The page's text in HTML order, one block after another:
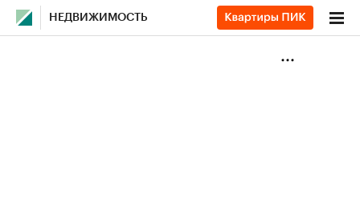
НЕДВИЖИМОСТЬ